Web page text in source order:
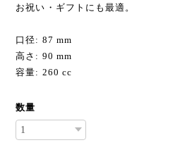
お祝い・ギフトにも最適。
口径: 87 mm
高さ: 90 mm
容量: 260 cc
数量